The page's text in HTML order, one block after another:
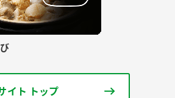
イト トップ